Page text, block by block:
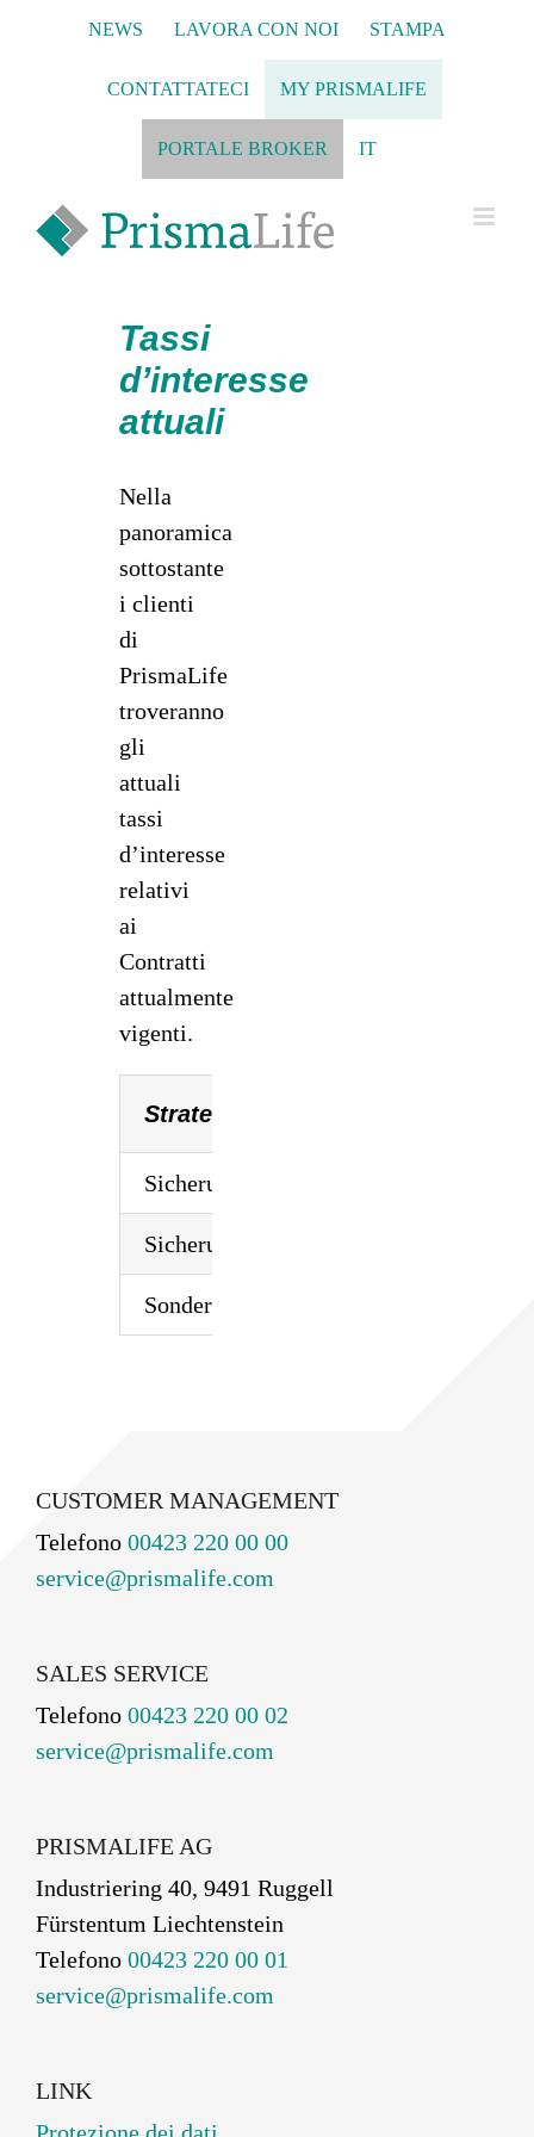
NEWS LAVORA CON NOI STAMPA
CONTATTATECI MY PRISMALIFE
PORTALE BROKER IT
Tassi
d’interesse
attuali
Nella
panoramica
sottostante
i clienti
di
PrismaLife
troveranno
gli
attuali
tassi
d’interesse
relativi
ai
Contratti
attualmente
vigenti.
Strategia
Sicherungsvermögen 0.9
Sicherungsvermögen 0.25
Sondervermögen Taggeld
CUSTOMER MANAGEMENT
Telefono 00423 220 00 00
service@prismalife.com
SALES SERVICE
Telefono 00423 220 00 02
service@prismalife.com
PRISMALIFE AG
Industriering 40, 9491 Ruggell
Fürstentum Liechtenstein
Telefono 00423 220 00 01
service@prismalife.com
LINK